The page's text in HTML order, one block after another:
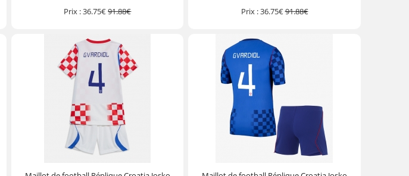
Prix :36.75€91.88€ Prix :36.75€91.88€